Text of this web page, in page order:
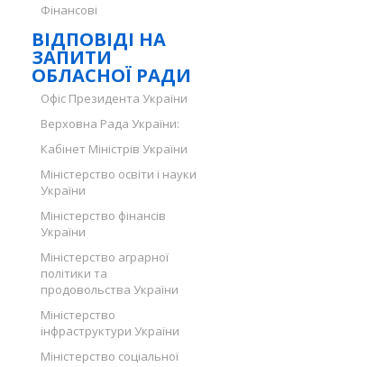
Фінансові
ВІДПОВІДІ НА
ЗАПИТИ
ОБЛАСНОЇ РАДИ
Офіс Президента України
Верховна Рада України:
Кабінет Міністрів України
Міністерство освіти і науки
України
Міністерство фінансів
України
Міністерство аграрної
політики та
продовольства України
Міністерство
інфраструктури України
Міністерство соціальної